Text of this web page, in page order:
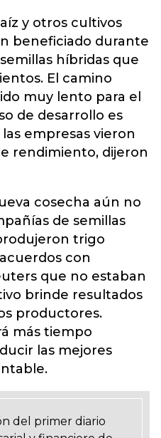
y otros cultivos
beneficiado durante
híbridas que
El camino
muy lento para el
de desarrollo es
empresas vieron
rendimiento, dijeron
cosecha aún no
de semillas
trigo
con
que no estaban
brinde resultados
productores.
más tiempo
las mejores
del primer diario